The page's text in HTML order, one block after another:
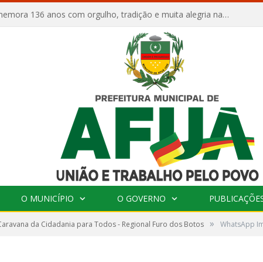
Afuá comemora 136 anos com orgulho, tradição e muita alegria na Quadra Dr. Nelson Salomão
O MUNICÍPIO O GOVERNO
da Cidadania para Todos - Regional Furo dos Botos » WhatsApp